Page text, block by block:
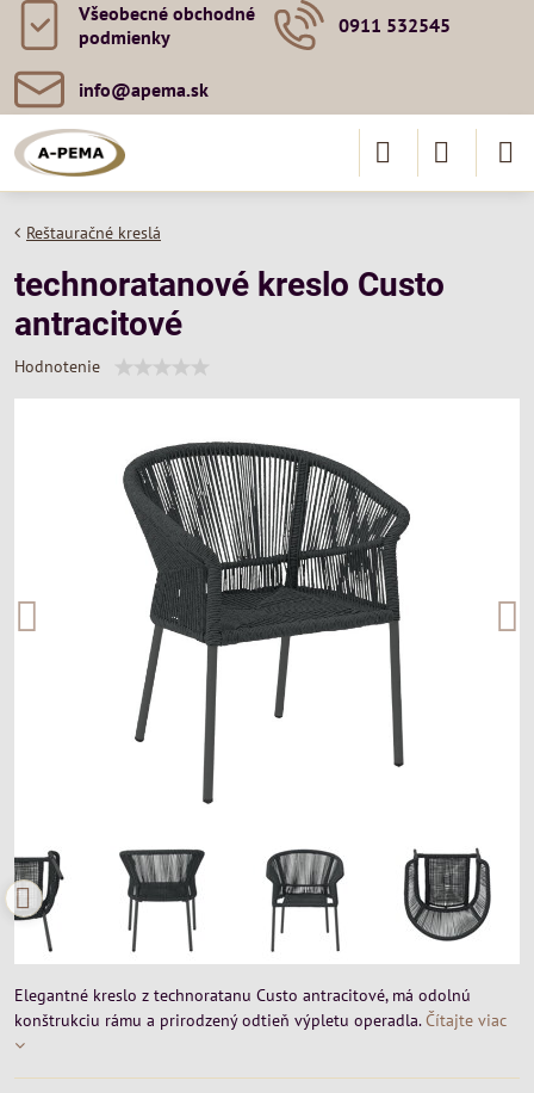
Všeobecné obchodné
podmienky
0911 532545
info​@apema​.sk
Reštauračné kreslá
technoratanové kreslo Custo
antracitové
Hodnotenie
Elegantné kreslo z technoratanu Custo antracitové, má odolnú
konštrukciu rámu a prirodzený odtieň výpletu operadla.Čítajte viac